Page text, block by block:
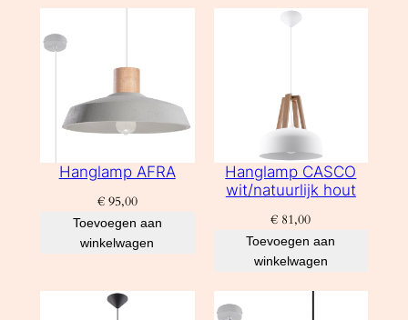
Hanglamp AFRA
€95,00
Toevoegen aan
winkelwagen
Hanglamp CASCO
wit/natuurlijk hout
€ 81,00
Toevoegen aan
winkelwagen